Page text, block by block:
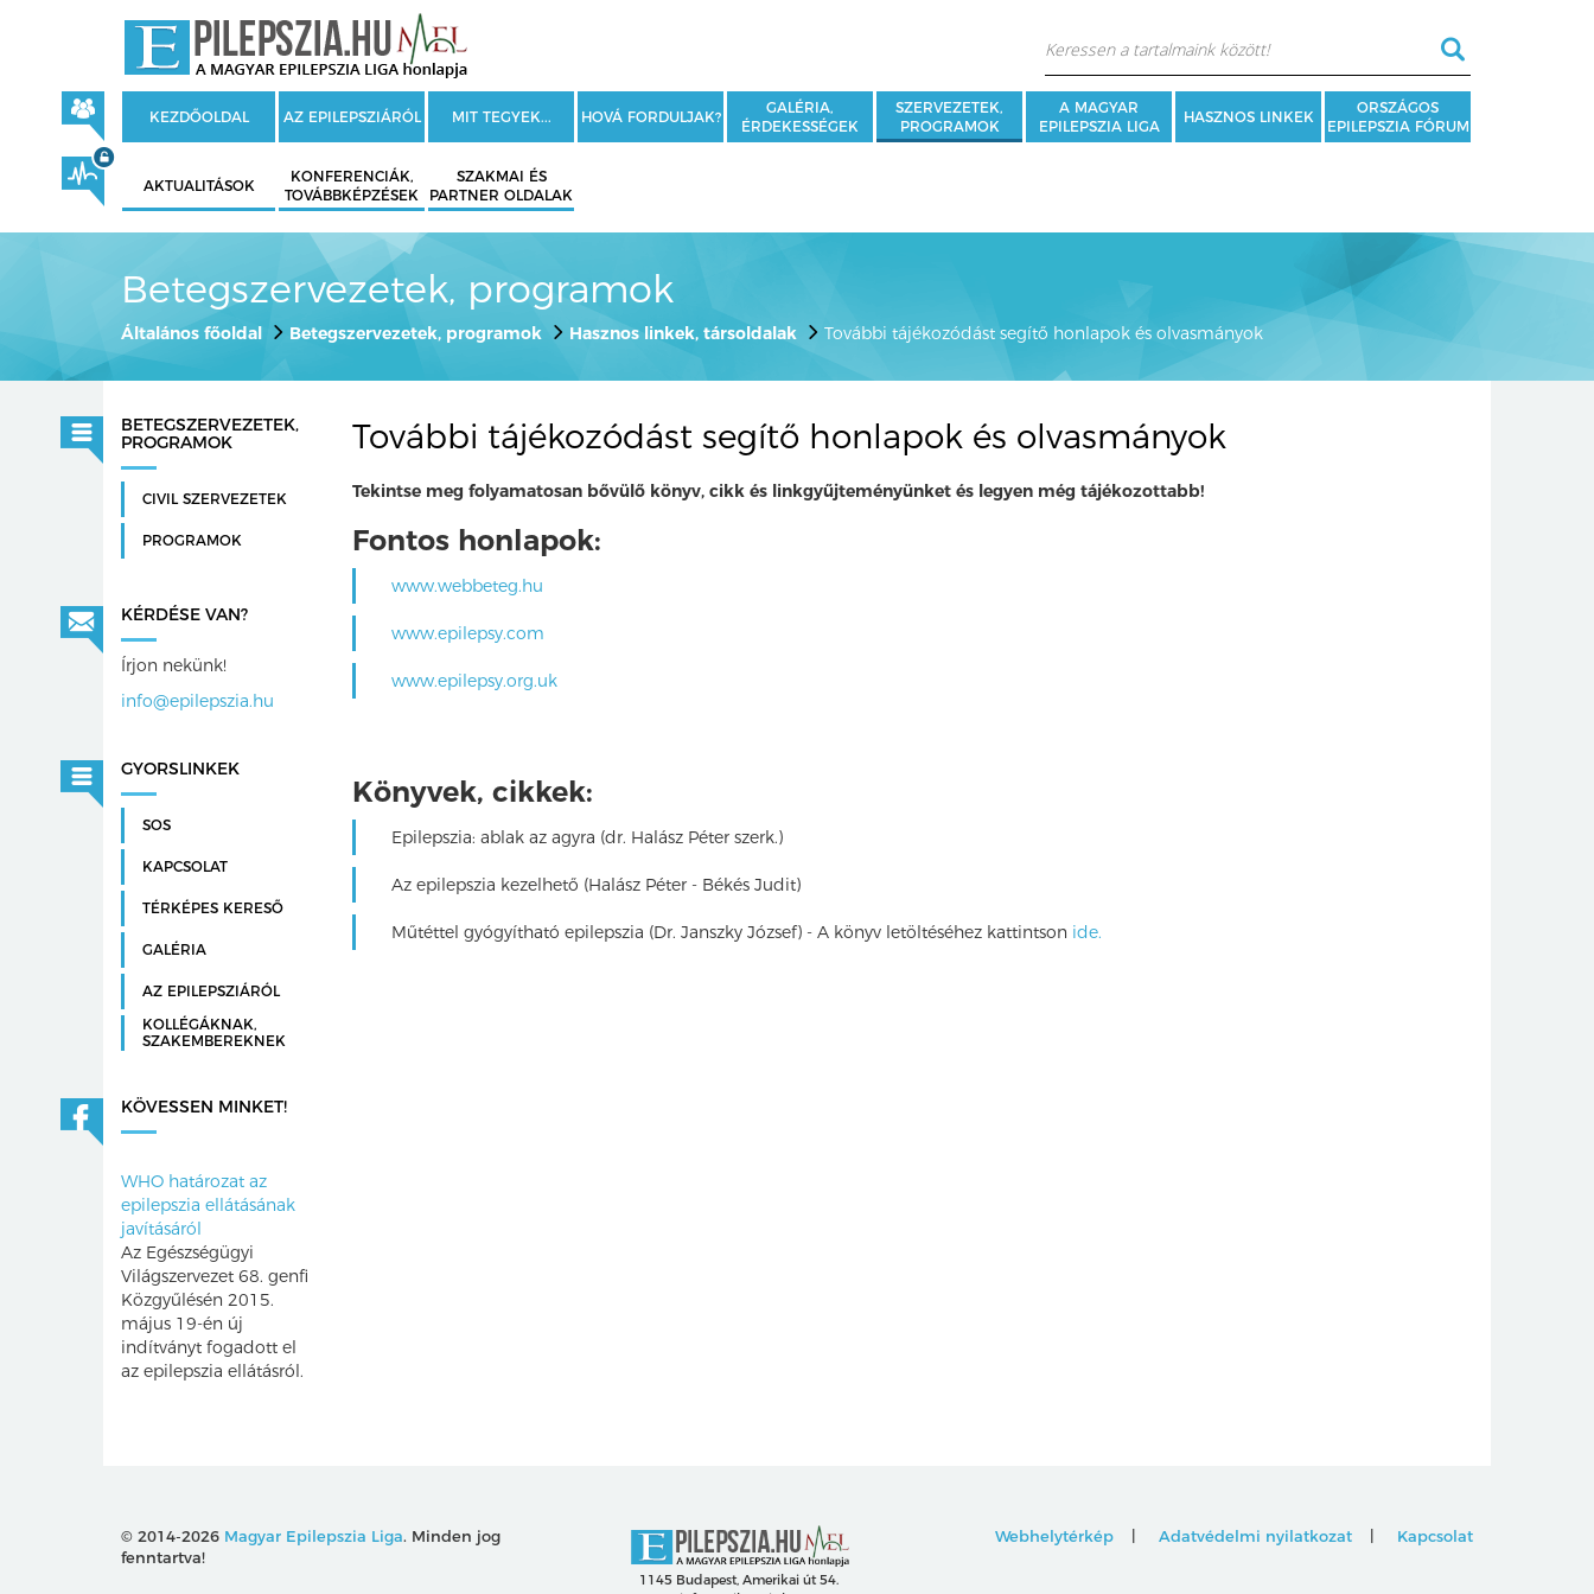
KEZDŐOLDAL AZ EPILEPSZIÁRÓL MIT TEGYEK... HOVÁ FORDULJAK?
GALÉRIA,
ÉRDEKESSÉGEK
SZERVEZETEK,
PROGRAMOK
A MAGYAR
EPILEPSZIA LIGA
HASZNOS LINKEK
ORSZÁGOS
EPILEPSZIA FÓRUM
AKTUALITÁSOK
KONFERENCIÁK,
TOVÁBBKÉPZÉSEK
SZAKMAI ÉS
PARTNER OLDALAK
Betegszervezetek, programok
Általános főoldal Betegszervezetek, programok Hasznos linkek, társoldalak További tájékozódást segítő honlapok és olvasmányok
További tájékozódást segítő honlapok és olvasmányok
Tekintse meg folyamatosan bővülő könyv, cikk és linkgyűjteményünket és legyen még tájékozottabb!
Fontos honlapok:
www.webbeteg.hu
www.epilepsy.com
www.epilepsy.org.uk
Könyvek, cikkek:
Epilepszia: ablak az agyra (dr. Halász Péter szerk.)
Az epilepszia kezelhető (Halász Péter - Békés Judit)
Műtéttel gyógyítható epilepszia (Dr. Janszky József) - A könyv letöltéséhez kattintson ide.
BETEGSZERVEZETEK,
PROGRAMOK
CIVIL SZERVEZETEK
PROGRAMOK
KÉRDÉSE VAN?
Írjon nekünk!
info@epilepszia.hu
GYORSLINKEK
SOS
KAPCSOLAT
TÉRKÉPES KERESŐ
GALÉRIA
AZ EPILEPSZIÁRÓL
KOLLÉGÁKNAK,
SZAKEMBEREKNEK
KÖVESSEN MINKET!
WHO határozat az
epilepszia ellátásának
javításáról
Az Egészségügyi
Világszervezet 68. genfi
Közgyűlésén 2015.
május 19-én új
indítványt fogadott el
az epilepszia ellátásról.
© 2014-2026 Magyar Epilepszia Liga. Minden jog
fenntartva!
1145 Budapest, Amerikai út 54.
Webhelytérkép Adatvédelmi nyilatkozat Kapcsolat